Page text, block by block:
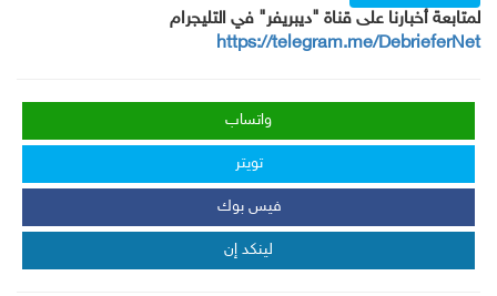
لمتابعة أخبارنا على قناة "ديبريفر" في التليجرام
https://telegram.me/DebrieferNet
واتساب
تويتر
فيس بوك
لينكد إن